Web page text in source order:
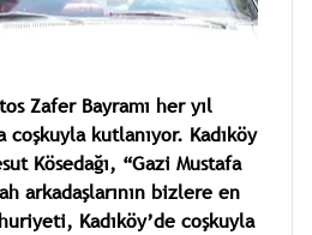
Zafer Bayramı her yıl
kutlanıyor. Kadıköy
Kösedağı, “Gazi Mustafa
arkadaşlarının bizlere en
Kadıköy’de coşkuyla